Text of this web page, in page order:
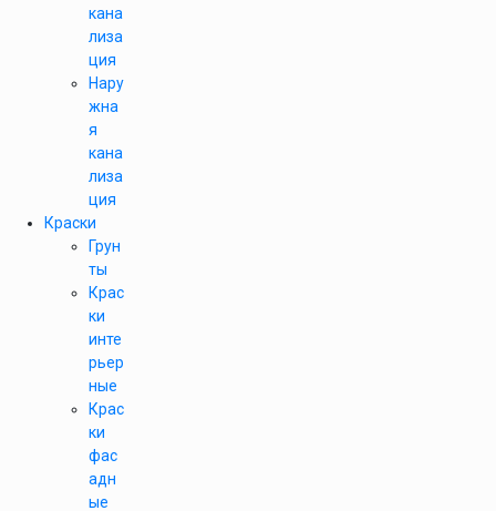
кана
лиза
ция
Нару
жна
я
кана
лиза
ция
Краски
Грун
ты
Крас
ки
инте
рьер
ные
Крас
ки
фас
адн
ые